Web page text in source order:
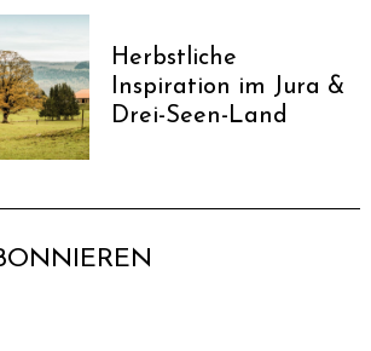
Herbstliche
Inspiration im Jura &
Drei-Seen-Land